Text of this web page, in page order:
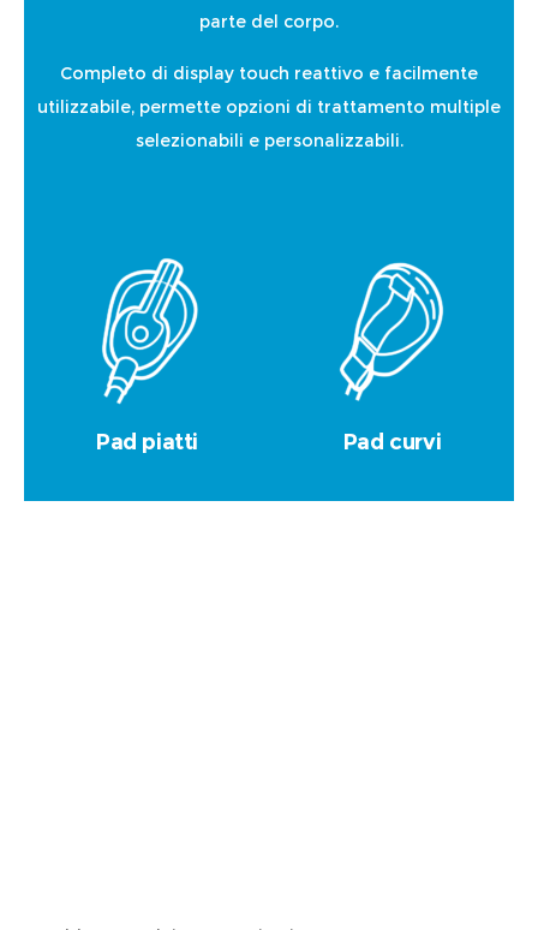
parte del corpo.
Completo di display touch reattivo e facilmente
utilizzabile, permette opzioni di trattamento multiple
selezionabili e personalizzabili.
Pad piatti Pad curvi